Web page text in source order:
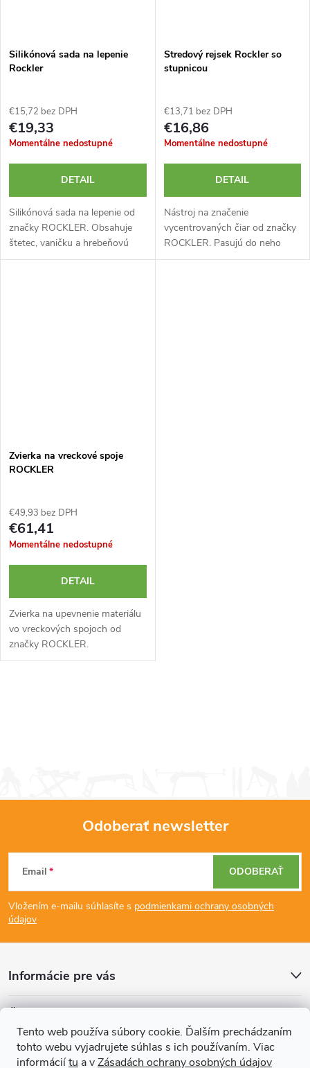
Tento web používa súbory cookie. Ďalším prechádzaním
tohto webu vyjadrujete súhlas s ich používaním. Viac
informáciítu a vZásadách ochrany osobných údajov
Silikónová sada na lepenie
Rockler
€15,72 bez DPH
€19,33
Momentálne nedostupné
DETAIL
Silikónová sada na lepenie od
značky ROCKLER. Obsahuje
štetec, vaničku a hrebeňovú
stierku na roztieranie lepidla.
Stredový rejsek Rockler so
stupnicou
€13,71 bez DPH
€16,86
Momentálne nedostupné
DETAIL
Nástroj na značenie
vycentrovaných čiar od značky
ROCKLER. Pasujú do neho
štandardné drevené ceruzky
Zvierka na vreckové spoje
ROCKLER
€49,93 bez DPH
€61,41
Momentálne nedostupné
DETAIL
Zvierka na upevnenie materiálu
vo vreckových spojoch od
značky ROCKLER.
Rýchloupínací mechanizmus.
i
e
p
r
v
k
y
Z
á
p
ä
t
Odoberať newsletter
Email
Vložením e-mailu súhlasíte s podmienkami ochrany osobných
údajov
ODOBERAŤ
Informácie pre vás
Prijímame online platby